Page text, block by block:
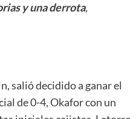
y una derrota,
salió decidido a ganar el
de 0-4, Okafor con un